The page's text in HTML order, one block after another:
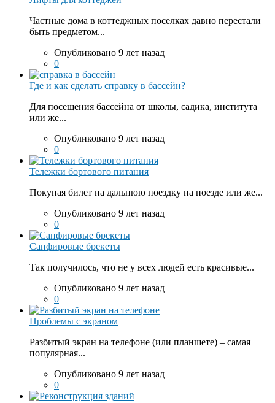
Частные дома в коттеджных поселках давно перестали
быть предметом...
Опубликовано 9 лет назад
0
Где и как сделать справку в бассейн?
Для посещения бассейна от школы, садика, института
или же...
Опубликовано 9 лет назад
0
Тележки бортового питания
Покупая билет на дальнюю поездку на поезде или же...
Опубликовано 9 лет назад
0
Сапфировые брекеты
Так получилось, что не у всех людей есть красивые...
Опубликовано 9 лет назад
0
Проблемы с экраном
Разбитый экран на телефоне (или планшете) – самая
популярная...
Опубликовано 9 лет назад
0